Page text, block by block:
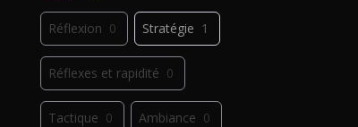
Réflexion 0 Stratégie 1
Réflexes et rapidité 0
Tactique 0 Ambiance 0